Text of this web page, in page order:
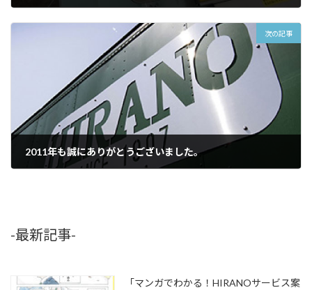
次の記事
2011年も誠にありがとうございました。
-最新記事-
「マンガでわかる！HIRANOサービス案